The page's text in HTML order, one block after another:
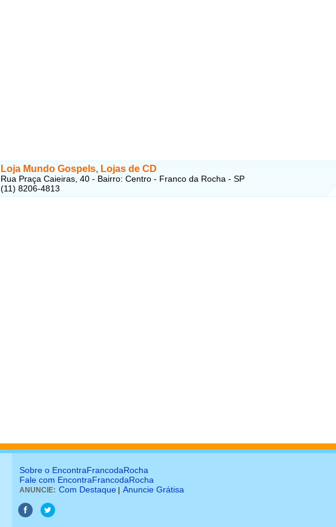
Loja Mundo Gospels, Lojas de CD
Rua Praça Caieiras, 40 - Bairro: Centro - Franco da Rocha - SP
(11) 8206-4813
Sobre o EncontraFrancodaRocha
Fale com EncontraFrancodaRocha
ANUNCIE: Com Destaque Anuncie Grátisa